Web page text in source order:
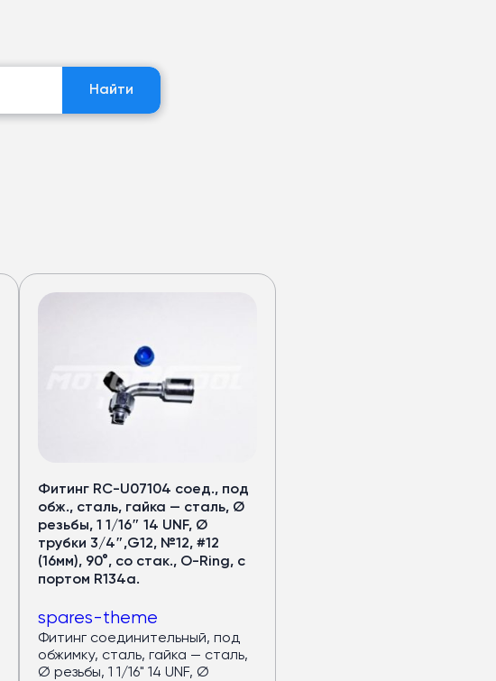
Найти
Фитинг RC-U07104 соед., под
обж., сталь, гайка — сталь, Ø
резьбы, 1 1/16″ 14 UNF, Ø
трубки 3/4″,G12, №12, #12
(16мм), 90°, со стак., O-Ring, с
портом R134a.
spares-theme
Фитинг соединительный, под
обжимку, сталь, гайка — сталь,
Ø резьбы, 1 1/16" 14 UNF, Ø